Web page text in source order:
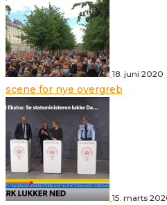
18. juni 2020
scene for nye overgreb
15. marts